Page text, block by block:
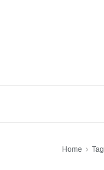
Home Tag